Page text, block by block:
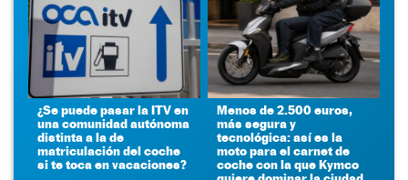
¿Se puede pasar la ITV en
una comunidad autónoma
distinta a la de
matriculación del coche
si te toca en vacaciones?
Menos de 2.500 euros,
más segura y
tecnológica: así es la
moto para el carnet de
coche con la que Kymco